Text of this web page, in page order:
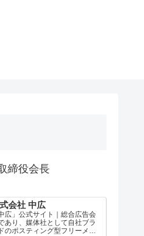
締役会長
会社 中広
中広」公式サイト｜総合広告会
あり、媒体社として自社ブラ
のポスティング型フリーメデ